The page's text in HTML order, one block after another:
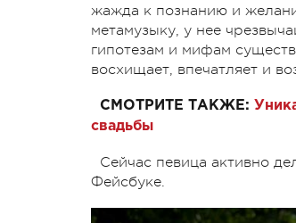
жажда к познанию и
метамузыку, у нее
гипотезам и мифам
восхищает, впечатляет и
СМОТРИТЕ ТАКЖЕ:
свадьбы
Сейчас певица активно
Фейсбуке.